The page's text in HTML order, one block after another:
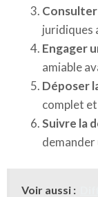
juridiques
Engager
amiable
Déposer
complet
Suivre la
demander
Voir aussi :